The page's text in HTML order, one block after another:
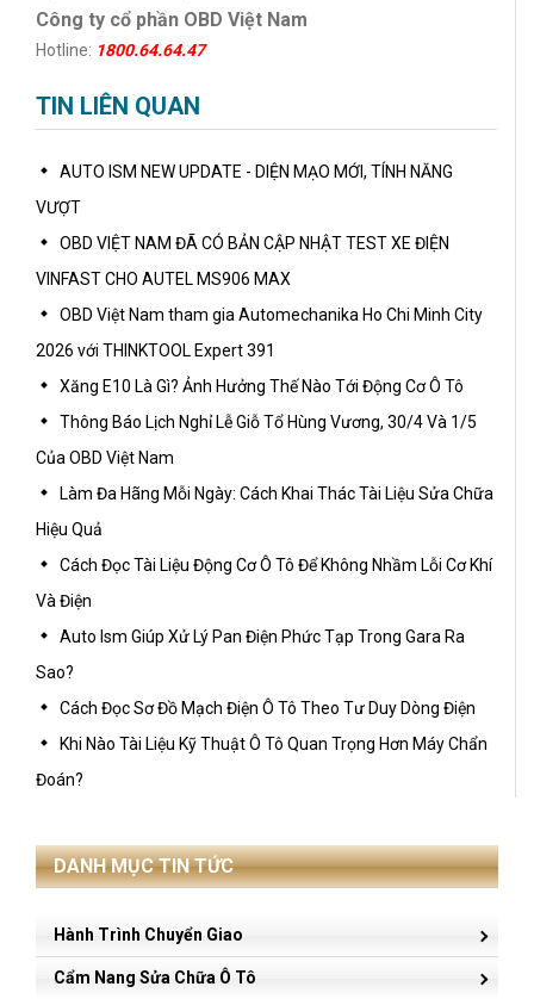
Công ty cổ phần OBD Việt Nam
Hotline: 1800.64.64.47
TIN LIÊN QUAN
AUTO ISM NEW UPDATE - DIỆN MẠO MỚI, TÍNH NĂNG
VƯỢT
OBD VIỆT NAM ĐÃ CÓ BẢN CẬP NHẬT TEST XE ĐIỆN
VINFAST CHO AUTEL MS906 MAX
OBD Việt Nam tham gia Automechanika Ho Chi Minh City
2026 với THINKTOOL Expert 391
Xăng E10 Là Gì? Ảnh Hưởng Thế Nào Tới Động Cơ Ô Tô
Thông Báo Lịch Nghỉ Lễ Giỗ Tổ Hùng Vương, 30/4 Và 1/5
Của OBD Việt Nam
Làm Đa Hãng Mỗi Ngày: Cách Khai Thác Tài Liệu Sửa Chữa
Hiệu Quả
Cách Đọc Tài Liệu Động Cơ Ô Tô Để Không Nhầm Lỗi Cơ Khí
Và Điện
Auto Ism Giúp Xử Lý Pan Điện Phức Tạp Trong Gara Ra
Sao?
Cách Đọc Sơ Đồ Mạch Điện Ô Tô Theo Tư Duy Dòng Điện
Khi Nào Tài Liệu Kỹ Thuật Ô Tô Quan Trọng Hơn Máy Chẩn
Đoán?
DANH MỤC TIN TỨC
Hành Trình Chuyển Giao
Cẩm Nang Sửa Chữa Ô Tô